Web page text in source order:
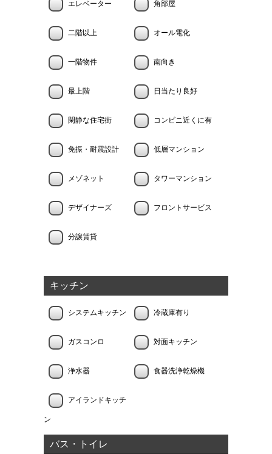
エレベーター 角部屋
二階以上 オール電化
一階物件 南向き
最上階 日当たり良好
閑静な住宅街 コンビニ近くに有
免振・耐震設計 低層マンション
メゾネット タワーマンション
デザイナーズ フロントサービス
分譲賃貸
キッチン
システムキッチン 冷蔵庫有り
ガスコンロ 対面キッチン
浄水器 食器洗浄乾燥機
アイランドキッチ
ン
バス・トイレ